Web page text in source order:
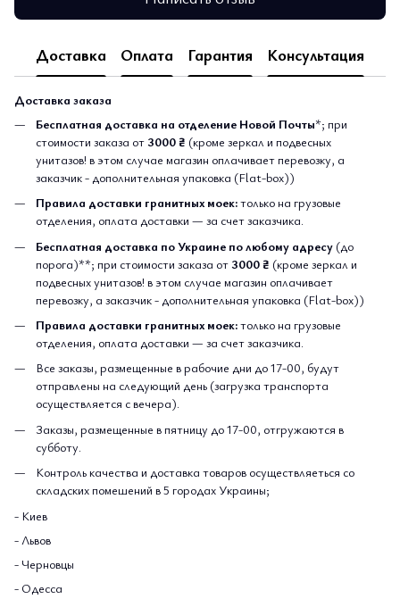
Доставка Оплата Гарантия Консультация
Доставка заказа
Бесплатная доставка на отделение Новой Почты*; при
стоимости заказа от3000 ₴ (кроме зеркал и подвесных
унитазов! в этом случае магазин оплачивает перевозку, а
заказчик - дополнительная упаковка (Flat-box))
Правила доставки гранитных моек:только на грузовые
отделения, оплата доставки — за счет заказчика.
Бесплатная доставка по Украине по любому адресу (до
порога)**; при стоимости заказа от3000 ₴ (кроме зеркал и
подвесных унитазов! в этом случае магазин оплачивает
перевозку, а заказчик - дополнительная упаковка (Flat-box))
Правила доставки гранитных моек:только на грузовые
отделения, оплата доставки — за счет заказчика.
Все заказы, размещенные в рабочие дни до 17-00, будут
отправлены на следующий день (загрузка транспорта
осуществляется с вечера).
Заказы, размещенные в пятницу до 17-00, отгружаются в
субботу.
Контроль качества и доставка товаров осуществляеться со
складских помешений в 5 городах Украины;
- Киев
- Львов
- Черновцы
- Одесса